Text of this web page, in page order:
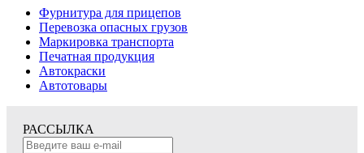
Фурнитура для прицепов
Перевозка опасных грузов
Маркировка транспорта
Печатная продукция
Автокраски
Автотовары
РАССЫЛКА